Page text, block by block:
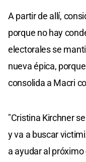
A partir de allí,
porque no hay
electorales se
nueva épica,
consolida a Macri
"Cristina Kirchner
y va a buscar
a ayudar al